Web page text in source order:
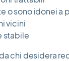
o sono idonei a
vicini
stabile
chi desidera